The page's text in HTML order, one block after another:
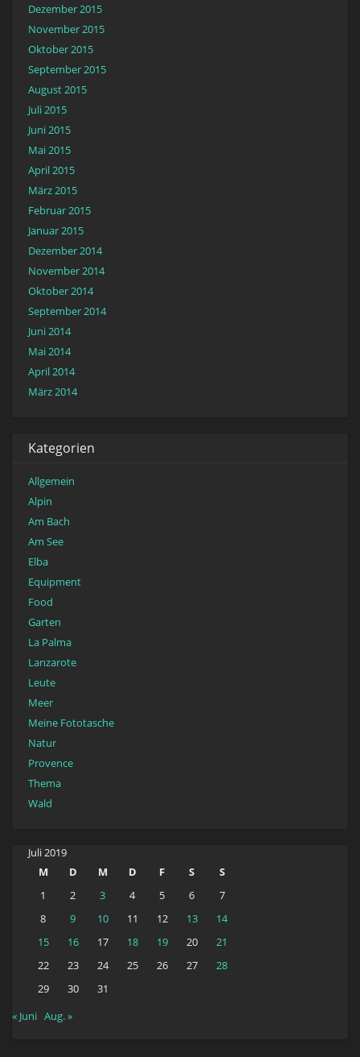
Dezember 2015
November 2015
Oktober 2015
September 2015
August 2015
Juli 2015
Juni 2015
Mai 2015
April 2015
März 2015
Februar 2015
Januar 2015
Dezember 2014
November 2014
Oktober 2014
September 2014
Juni 2014
Mai 2014
April 2014
März 2014
Kategorien
Allgemein
Alpin
Am Bach
Am See
Elba
Equipment
Food
Garten
La Palma
Lanzarote
Leute
Meer
Meine Fototasche
Natur
Provence
Thema
Wald
Juli 2019
M
D M D F S
S
1
2 3 4 5 6
7
8
9 10 11 12 13
14
15
16 17 18 19 20
21
22
23 24 25 26 27
28
29
30
31
« Juni Aug. »